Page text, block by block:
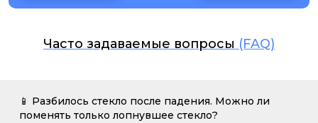
Часто задаваемые вопросы (FAQ)
📱 Разбилось стекло после падения. Можно ли
поменять только лопнувшее стекло?